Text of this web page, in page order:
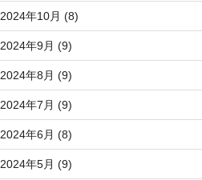
2024年10月 (8)
2024年9月 (9)
2024年8月 (9)
2024年7月 (9)
2024年6月 (8)
2024年5月 (9)